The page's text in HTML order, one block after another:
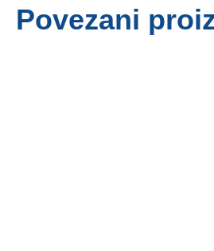
Povezani